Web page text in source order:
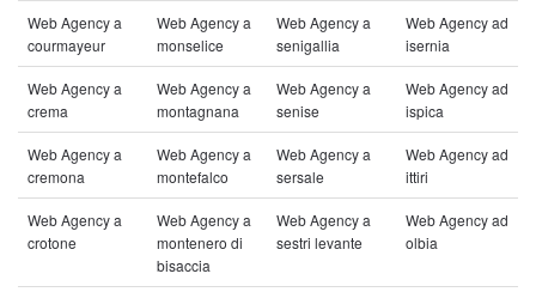
Web Agency a
courmayeur
Web Agency a
monselice
Web Agency a
senigallia
Web Agency ad
isernia
Web Agency a
crema
Web Agency a
montagnana
Web Agency a
senise
Web Agency ad
ispica
Web Agency a
cremona
Web Agency a
montefalco
Web Agency a
sersale
Web Agency ad
ittiri
Web Agency a
crotone
Web Agency a
montenero di
bisaccia
Web Agency a
sestri levante
Web Agency ad
olbia